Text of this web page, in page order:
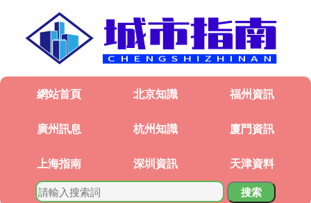
網站首頁 北京知識 福州資訊
廣州訊息 杭州知識 廈門資訊
上海指南 深圳資訊 天津資料
搜索